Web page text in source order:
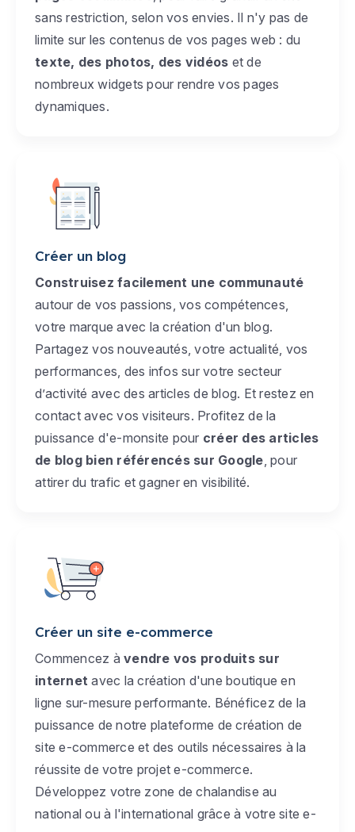
sans restriction, selon vos envies. Il n'y pas de
limite sur les contenus de vos pages web : du
texte, des photos, des vidéos et de
nombreux widgets pour rendre vos pages
dynamiques.
Créer un blog
Construisez facilement une communauté
autour de vos passions, vos compétences,
votre marque avec la création d'un blog.
Partagez vos nouveautés, votre actualité, vos
performances, des infos sur votre secteur
d’activité avec des articles de blog. Et restez en
contact avec vos visiteurs. Profitez de la
puissance d'e-monsite pour créer des articles
de blog bien référencés sur Google , pour
attirer du trafic et gagner en visibilité.
Créer un site e-commerce
Commencez à vendre vos produits sur
internet avec la création d'une boutique en
ligne sur-mesure performante. Bénéficez de la
puissance de notre plateforme de création de
site e-commerce et des outils nécessaires à la
réussite de votre projet e-commerce.
Développez votre zone de chalandise au
national ou à l'international grâce à votre site e-